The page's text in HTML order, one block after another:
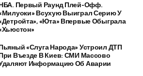
Первый Раунд Плей-Офф.
Всухую Выиграл Серию У
«Юта» Впервые Обыграла
«слуга Народа» Устроил ДТП
Въезде В Киев: СМИ Массово
Информацию Об Аварии